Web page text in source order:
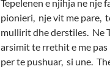
Tepelenen e njihja ne nje
pionieri, nje vit me pare,
mullirit dhe derstiles. Ne
arsimit te rrethit e me
per te pushuar, si une.